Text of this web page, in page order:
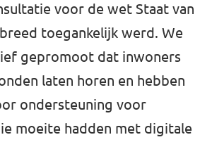
voor de wet Staat van
toegankelijk werd. We
gepromoot dat inwoners
laten horen en hebben
ondersteuning voor
moeite hadden met digitale